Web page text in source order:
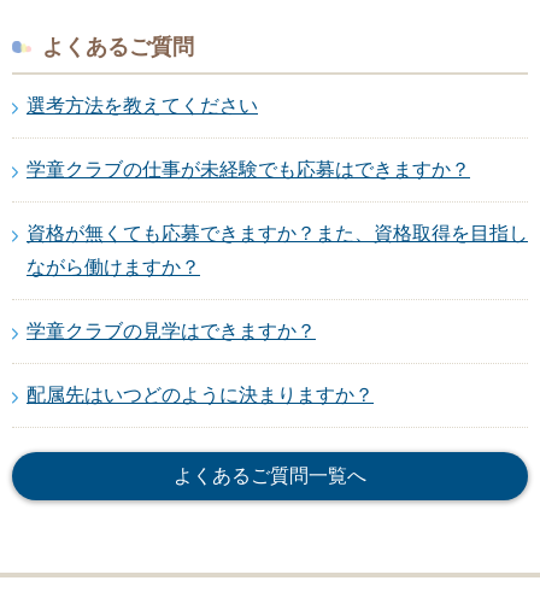
よくあるご質問
選考方法を教えてください
学童クラブの仕事が未経験でも応募はできますか？
資格が無くても応募できますか？また、資格取得を目指し
ながら働けますか？
学童クラブの見学はできますか？
配属先はいつどのように決まりますか？
よくあるご質問一覧へ